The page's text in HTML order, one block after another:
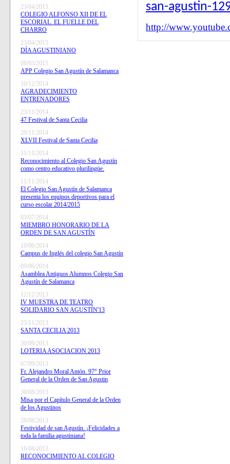
23/04/2015
COLEGIO ALFONSO XII DE EL
ESCORIAL. EL FUELLE DEL
CHARRO
23/04/2015
DÍA AGUSTINIANO
08/03/2015
APP Colegio San Agustín de Salamanca
10/12/2014
AGRADECIMIENTO
ENTRENADORES
23/11/2014
47 Festival de Santa Cecilia
20/11/2014
XLVII Festival de Santa Cecilia
11/11/2014
Reconocimiento al Colegio San Agustín
como centro educativo plurilingüe.
11/11/2014
El Colegio San Agustín de Salamanca
presenta los equipos deportivos para el
curso escolar 2014/2015
03/07/2014
MIEMBRO HONORARIO DE LA
ORDEN DE SAN AGUSTÍN
10/06/2014
Campus de Inglés del colegio San Agustín
09/06/2014
Asamblea Antiguos Alumnos Colegio San
Agustín de Salamanca
12/12/2013
IV MUESTRA DE TEATRO
SOLIDARIO SAN AGUSTÍN'13
25/11/2013
SANTA CECILIA 2013
30/09/2013
LOTERIA ASOCIACION 2013
07/09/2013
Fr. Alejandro Moral Antón. 97° Prior
General de la Orden de San Agustin
30/08/2013
Misa por el Capítulo General de la Orden
de los Agustinos
28/08/2013
Festividad de san Agustín. ¡Felicidades a
toda la familia agustiniana!
16/08/2013
RECONOCIMIENTO AL COLEGIO
san-agustin-
http://